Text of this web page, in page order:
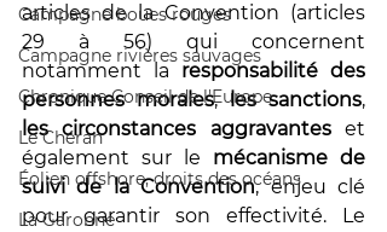
Campagne boues rouges
Campagne rivières sauvages
Chronique Conseil de l'Europe
Le Chéran
Éolien offshore, droits des océans
La Garonne
articles de la Convention (articles
29 à 56) qui concernent
notamment la responsabilité des
personnes morales, les sanctions
les circonstances aggravantes et
également sur le mécanisme de
suivi de la Convention, enjeu clé
pour garantir son effectivité. Le